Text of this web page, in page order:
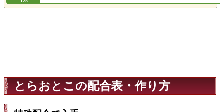
とらおとこの配合表・作り方